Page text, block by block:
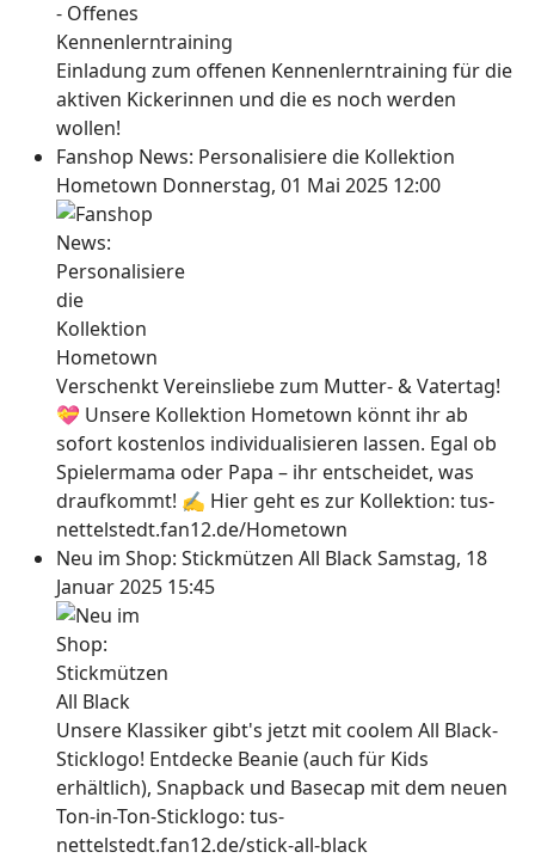
Einladung zum offenen Kennenlerntraining für die
aktiven Kickerinnen und die es noch werden
wollen!
Fanshop News: Personalisiere die Kollektion
Hometown Donnerstag, 01 Mai 2025 12:00
Verschenkt Vereinsliebe zum Mutter- & Vatertag!
💝 Unsere Kollektion Hometown könnt ihr ab
sofort kostenlos individualisieren lassen. Egal ob
Spielermama oder Papa – ihr entscheidet, was
draufkommt! ✍ Hier geht es zur Kollektion: tus-
nettelstedt.fan12.de/Hometown
Neu im Shop: Stickmützen All BlackSamstag, 18
Januar 2025 15:45
Unsere Klassiker gibt's jetzt mit coolem All Black-
Sticklogo! Entdecke Beanie (auch für Kids
erhältlich), Snapback und Basecap mit dem neuen
Ton-in-Ton-Sticklogo: tus-
nettelstedt.fan12.de/stick-all-black